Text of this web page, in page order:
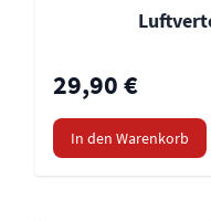
29,90 €
In den Warenkorb